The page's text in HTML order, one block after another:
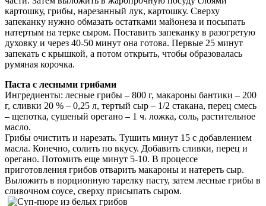
картошку, грибы, нарезанный лук, картошку. Сверху
запеканку нужно обмазать остатками майонеза и посыпать
натертым на терке сыром. Поставить запеканку в разогретую
духовку и через 40-50 минут она готова. Первые 25 минут
запекать с крышкой, а потом открыть, чтобы образовалась
румяная корочка.
Паста с лесными грибами
Ингредиенты: лесные грибы – 800 г, макароны бантики – 200
г, сливки 20 % – 0,25 л, тертый сыр – 1/2 стакана, перец смесь
– щепотка, сушеный орегано – 1 ч. ложка, соль, растительное
масло.
Грибы очистить и нарезать. Тушить минут 15 с добавлением
масла. Конечно, солить по вкусу. Добавить сливки, перец и
орегано. Потомить еще минут 5-10. В процессе
приготовления грибов отварить макароны и натереть сыр.
Выложить в порционную тарелку пасту, затем лесные грибы в
сливочном соусе, сверху присыпать сыром.